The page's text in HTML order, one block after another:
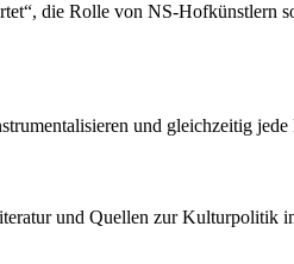
die Rolle von NS-
und gleichzeitig
und Quellen zur Kulturpolitik